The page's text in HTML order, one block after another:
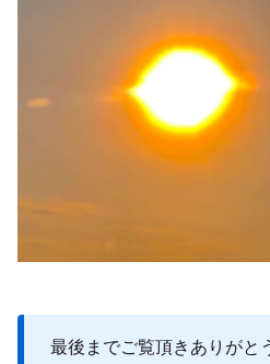
最後までご覧頂きありがと